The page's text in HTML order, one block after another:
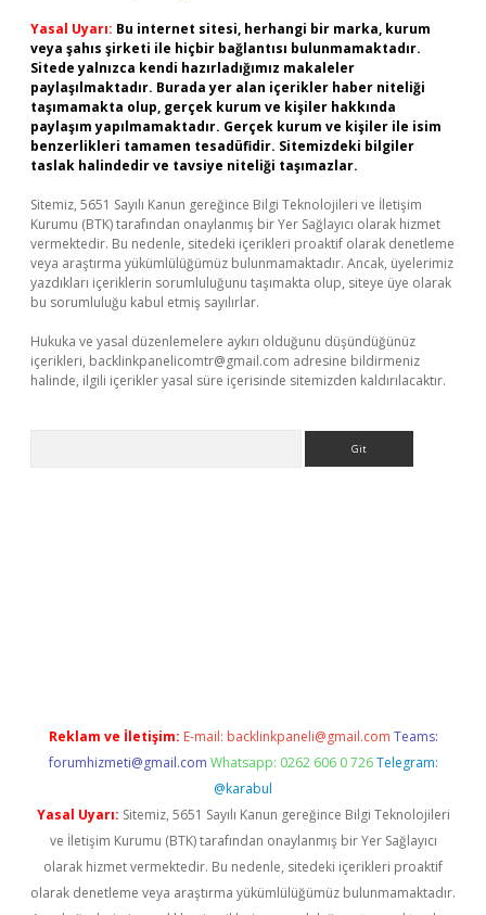
Yasal Uyarı: Bu internet sitesi, herhangi bir marka, kurum
veya şahıs şirketi ile hiçbir bağlantısı bulunmamaktadır.
Sitede yalnızca kendi hazırladığımız makaleler
paylaşılmaktadır. Burada yer alan içerikler haber niteliği
taşımamakta olup, gerçek kurum ve kişiler hakkında
paylaşım yapılmamaktadır. Gerçek kurum ve kişiler ile isim
benzerlikleri tamamen tesadüfidir. Sitemizdeki bilgiler
taslak halindedir ve tavsiye niteliği taşımazlar.
Sitemiz, 5651 Sayılı Kanun gereğince Bilgi Teknolojileri ve İletişim
Kurumu (BTK) tarafından onaylanmış bir Yer Sağlayıcı olarak hizmet
vermektedir. Bu nedenle, sitedeki içerikleri proaktif olarak denetleme
veya araştırma yükümlülüğümüz bulunmamaktadır. Ancak, üyelerimiz
yazdıkları içeriklerin sorumluluğunu taşımakta olup, siteye üye olarak
bu sorumluluğu kabul etmiş sayılırlar.
Hukuka ve yasal düzenlemelere aykırı olduğunu düşündüğünüz
içerikleri, backlinkpanelicomtr@gmail.com adresine bildirmeniz
halinde, ilgili içerikler yasal süre içerisinde sitemizden kaldırılacaktır.
Reklam ve İletişim: E-mail: backlinkpaneli@gmail.com Teams:
forumhizmeti@gmail.com Whatsapp: 0262 606 0 726 Telegram:
@karabul
Yasal Uyarı: Sitemiz, 5651 Sayılı Kanun gereğince Bilgi Teknolojileri
ve İletişim Kurumu (BTK) tarafından onaylanmış bir Yer Sağlayıcı
olarak hizmet vermektedir. Bu nedenle, sitedeki içerikleri proaktif
olarak denetleme veya araştırma yükümlülüğümüz bulunmamaktadır.